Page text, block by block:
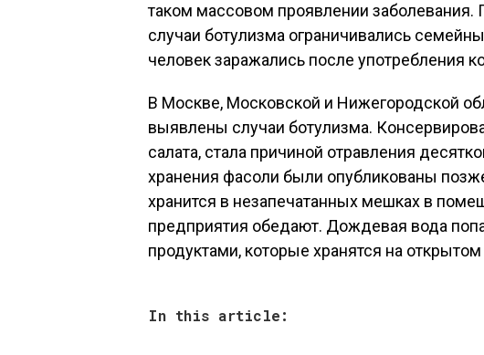
таком массовом проявлении
случаи ботулизма ограничивались
человек заражались после употребления
В Москве, Московской и Нижегородской
выявлены случаи ботулизма.
салата, стала причиной отравления
хранения фасоли были опубликованы
хранится в незапечатанных мешках в
предприятия обедают. Дождевая вода
продуктами, которые хранятся на
In this article: